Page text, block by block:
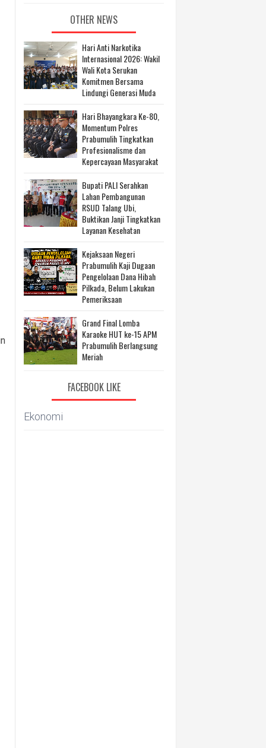
OTHER NEWS
Hari Anti Narkotika
Internasional 2026: Wakil
Wali Kota Serukan
Komitmen Bersama
Lindungi Generasi Muda
Hari Bhayangkara Ke-80,
Momentum Polres
Prabumulih Tingkatkan
Profesionalisme dan
Kepercayaan Masyarakat
Bupati PALI Serahkan
Lahan Pembangunan
RSUD Talang Ubi,
Buktikan Janji Tingkatkan
Layanan Kesehatan
Kejaksaan Negeri
Prabumulih Kaji Dugaan
Pengelolaan Dana Hibah
Pilkada, Belum Lakukan
Pemeriksaan
Grand Final Lomba
Karaoke HUT ke-15 APM
Prabumulih Berlangsung
Meriah
FACEBOOK LIKE
Ekonomi